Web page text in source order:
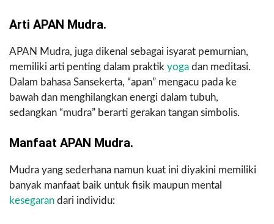
Arti APAN Mudra.
APAN Mudra, juga dikenal sebagai isyarat pemurnian,
memiliki arti penting dalam praktik yoga dan meditasi.
Dalam bahasa Sansekerta, “apan” mengacu pada ke
bawah dan menghilangkan energi dalam tubuh,
sedangkan “mudra” berarti gerakan tangan simbolis.
Manfaat APAN Mudra.
Mudra yang sederhana namun kuat ini diyakini memiliki
banyak manfaat baik untuk fisik maupun mental
kesegaran dari individu: